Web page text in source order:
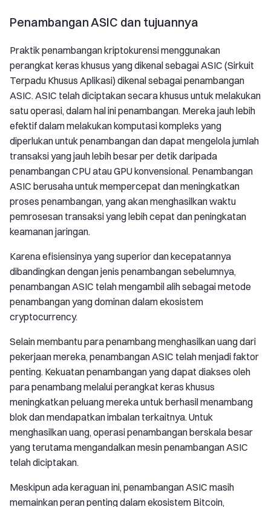
Penambangan ASIC dan tujuannya
Praktik penambangan kriptokurensi menggunakan
perangkat keras khusus yang dikenal sebagai ASIC (Sirkuit
Terpadu Khusus Aplikasi) dikenal sebagai penambangan
ASIC. ASIC telah diciptakan secara khusus untuk melakukan
satu operasi, dalam hal ini penambangan. Mereka jauh lebih
efektif dalam melakukan komputasi kompleks yang
diperlukan untuk penambangan dan dapat mengelola jumlah
transaksi yang jauh lebih besar per detik daripada
penambangan CPU atau GPU konvensional. Penambangan
ASIC berusaha untuk mempercepat dan meningkatkan
proses penambangan, yang akan menghasilkan waktu
pemrosesan transaksi yang lebih cepat dan peningkatan
keamanan jaringan.
Karena efisiensinya yang superior dan kecepatannya
dibandingkan dengan jenis penambangan sebelumnya,
penambangan ASIC telah mengambil alih sebagai metode
penambangan yang dominan dalam ekosistem
cryptocurrency.
Selain membantu para penambang menghasilkan uang dari
pekerjaan mereka, penambangan ASIC telah menjadi faktor
penting. Kekuatan penambangan yang dapat diakses oleh
para penambang melalui perangkat keras khusus
meningkatkan peluang mereka untuk berhasil menambang
blok dan mendapatkan imbalan terkaitnya. Untuk
menghasilkan uang, operasi penambangan berskala besar
yang terutama mengandalkan mesin penambangan ASIC
telah diciptakan.
Meskipun ada keraguan ini, penambangan ASIC masih
memainkan peran penting dalam ekosistem Bitcoin,